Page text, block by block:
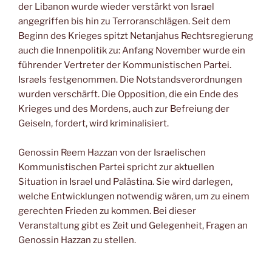
der Libanon wurde wieder verstärkt von Israel
angegriffen bis hin zu Terroranschlägen. Seit dem
Beginn des Krieges spitzt Netanjahus Rechtsregierung
auch die Innenpolitik zu: Anfang November wurde ein
führender Vertreter der Kommunistischen Partei.
Israels festgenommen. Die Notstandsverordnungen
wurden verschärft. Die Opposition, die ein Ende des
Krieges und des Mordens, auch zur Befreiung der
Geiseln, fordert, wird kriminalisiert.
Genossin Reem Hazzan von der Israelischen
Kommunistischen Partei spricht zur aktuellen
Situation in Israel und Palästina. Sie wird darlegen,
welche Entwicklungen notwendig wären, um zu einem
gerechten Frieden zu kommen. Bei dieser
Veranstaltung gibt es Zeit und Gelegenheit, Fragen an
Genossin Hazzan zu stellen.